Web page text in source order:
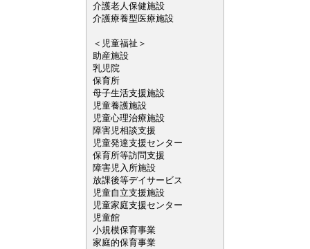
介護老人保健施設
介護療養型医療施設
＜児童福祉＞
助産施設
乳児院
保育所
母子生活支援施設
児童養護施設
児童心理治療施設
障害児相談支援
児童発達支援センター
保育所等訪問支援
障害児入所施設
放課後等デイサービス
児童自立支援施設
児童家庭支援センター
児童館
小規模保育事業
家庭的保育事業